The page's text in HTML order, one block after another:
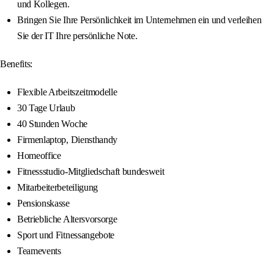
und Kollegen.
Bringen Sie Ihre Persönlichkeit im Unternehmen ein und verleihen
Sie der IT Ihre persönliche Note.
Benefits:
Flexible Arbeitszeitmodelle
30 Tage Urlaub
40 Stunden Woche
Firmenlaptop, Diensthandy
Homeoffice
Fitnessstudio-Mitgliedschaft bundesweit
Mitarbeiterbeteiligung
Pensionskasse
Betriebliche Altersvorsorge
Sport und Fitnessangebote
Teamevents